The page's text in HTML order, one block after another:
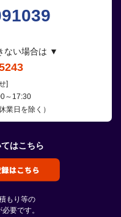
ない場合は ▼
]
～17:30
業日を除く）
はこちら
もり等の
要です。